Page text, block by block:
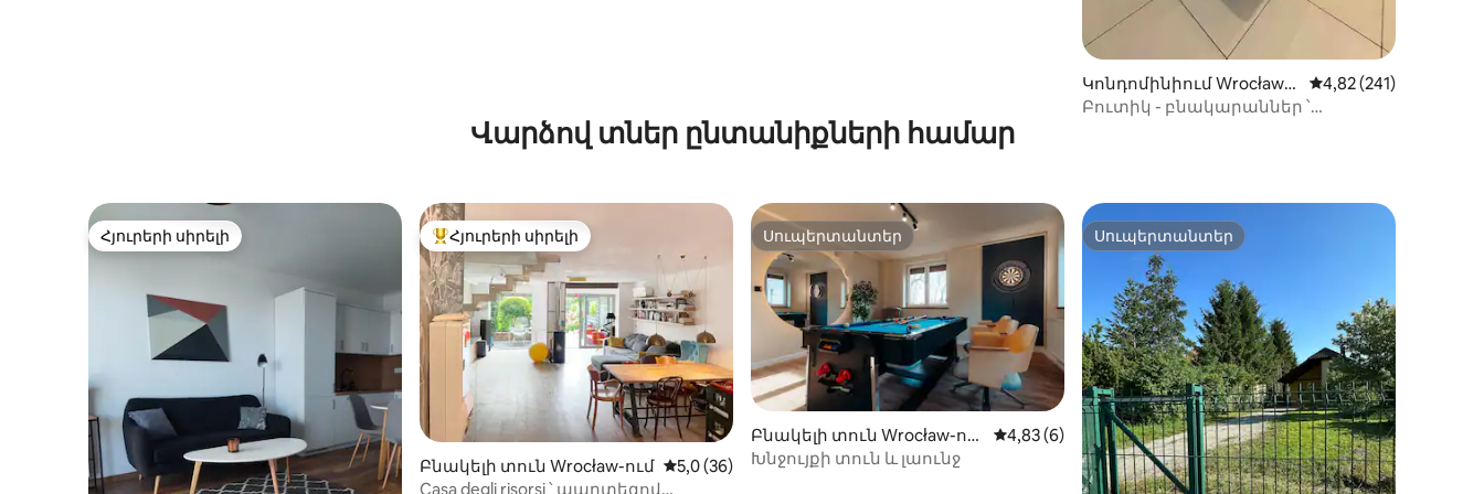
Կոնդոմինիում Wrocław-
ում
Միջին վարկանիշը՝
4,82 (241)
Բուտիկ - բնակարաններ ՝
Վարձով տներ ընտանիքների համար
Հյուրերի սիրելի
Հյուրերի սիրելի Հյուրերի սիրելի լավագույն տները
Հյուրերի սիրելի
Բնակելի տուն Wrocław-ում Միջին վարկանիշը՝ 5-ից 5,0, 36 կարծիք
5,0 (36)
Casa degli risorsi ՝ պարտեզով
Սուպերտանտեր
Սուպերտանտեր
Բնակելի տուն Wrocław-ու
մ
Միջին վարկանիշը՝ 5-ից 4,83, 6 կարծիք
4,83 (6)
Խնջույքի տուն և լաունջ
Սուպերտանտեր
Սուպերտանտեր